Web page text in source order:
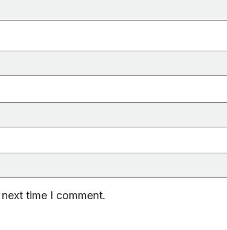
time I comment.